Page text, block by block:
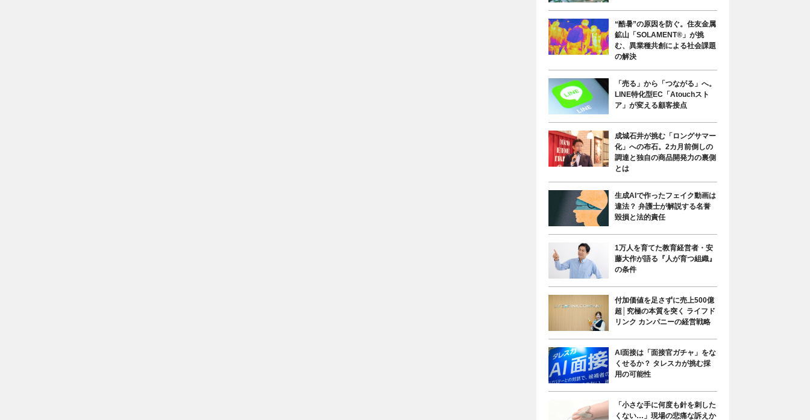
“酷暑”の原因を防ぐ。住友金属
鉱山「SOLAMENT®」が挑
む、異業種共創による社会課題
の解決
「売る」から「つながる」へ。
LINE特化型EC「Atouchスト
ア」が変える顧客接点
成城石井が挑む「ロングサマー
化」への布石。2カ月前倒しの
調達と独自の商品開発力の裏側
とは
生成AIで作ったフェイク動画は
違法？ 弁護士が解説する名誉
毀損と法的責任
1万人を育てた教育経営者・安
藤大作が語る『人が育つ組織』
の条件
付加価値を足さずに売上500億
超│究極の本質を突く ライフド
リンク カンパニーの経営戦略
AI面接は「面接官ガチャ」をな
くせるか？ タレスカが挑む採
用の可能性
「小さな手に何度も針を刺した
くない…」現場の悲痛な訴えか